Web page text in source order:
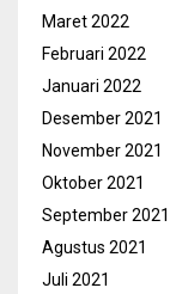
Maret 2022
Februari 2022
Januari 2022
Desember 2021
November 2021
Oktober 2021
September 2021
Agustus 2021
Juli 2021